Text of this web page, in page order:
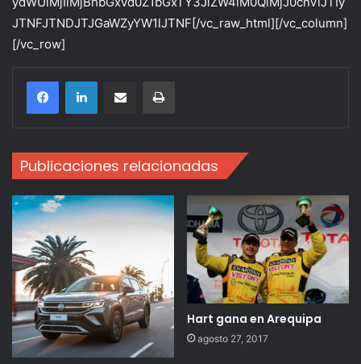
JTNFJTNDJTJGaWZyYW1lJTNF[/vc_raw_html][/vc_column]
[/vc_row]
Compartir por correo electrónicoImprimir
Publicaciones relacionadas
Hart gana en Arequipa
agosto 27, 2017